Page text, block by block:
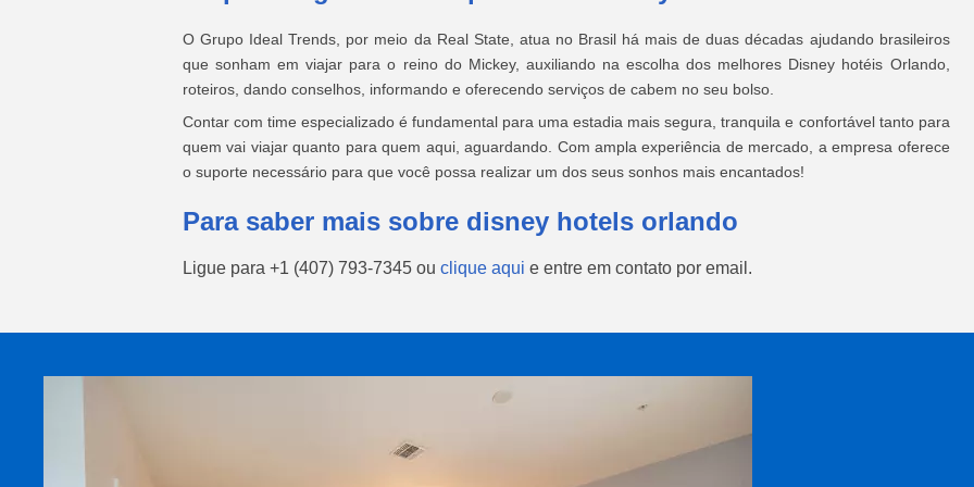
O Grupo Ideal Trends, por meio da Real State, atua no Brasil há mais de duas décadas ajudando brasileiros
que sonham em viajar para o reino do Mickey, auxiliando na escolha dos melhores Disney hotéis Orlando,
roteiros, dando conselhos, informando e oferecendo serviços de cabem no seu bolso.
Contar com time especializado é fundamental para uma estadia mais segura, tranquila e confortável tanto para
quem vai viajar quanto para quem aqui, aguardando. Com ampla experiência de mercado, a empresa oferece
o suporte necessário para que você possa realizar um dos seus sonhos mais encantados!
Para saber mais sobre disney hotels orlando
Ligue para +1 (407) 793-7345 ou clique aqui e entre em contato por email.